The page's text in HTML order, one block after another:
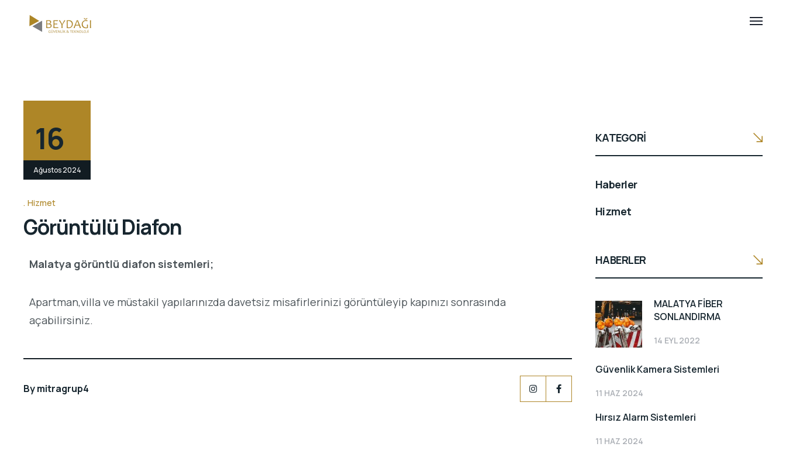
16
Ağustos 2024
Hizmet
Görüntülü Diafon
Malatya görüntlü diafon sistemleri;
Apartman,villa ve müstakil yapılarınızda davetsiz misafirlerinizi görüntüleyip kapınızı sonrasında
açabilirsiniz.
Bymitragrup4
KATEGORI
Haberler
Hizmet
HABERLER
MALATYA FİBER
SONLANDIRMA
14 EYL 2022
Güvenlik Kamera Sistemleri
11 HAZ 2024
Hırsız Alarm Sistemleri
11 HAZ 2024